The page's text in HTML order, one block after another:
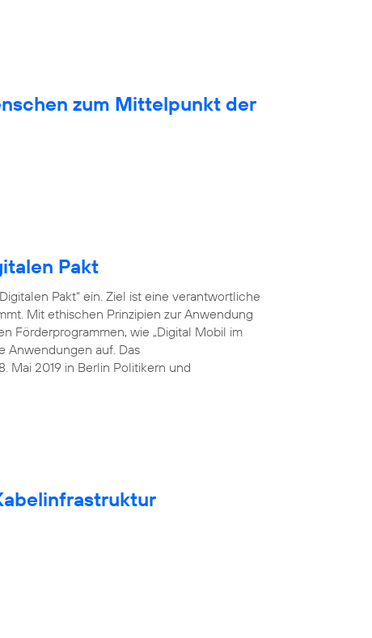
zum Mittelpunkt der
Pakt
Pakt“ ein. Ziel ist eine verantwortliche
Mit ethischen Prinzipien zur Anwendung
Förderprogrammen, wie „Digital Mobil im
Anwendungen auf. Das
Mai 2019 in Berlin Politikern und